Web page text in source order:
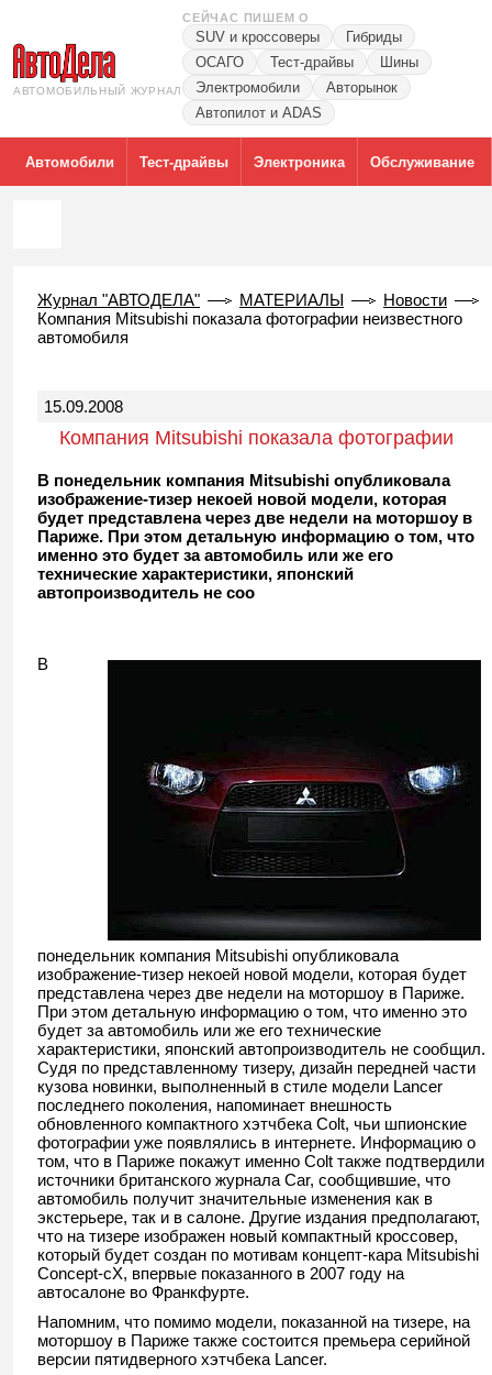
АВТОМОБИЛЬНЫЙ ЖУРНАЛ
СЕЙЧАС ПИШЕМ О
SUV и кроссоверы
Гибриды
ОСАГО
Тест-драйвы
Шины
Электромобили
Авторынок
Автопилот и ADAS
Автомобили Тест-драйвы Электроника Обслуживание
Журнал "АВТОДЕЛА" МАТЕРИАЛЫ
Новости
Компания Mitsubishi показала фотографии неизвестного
автомобиля
15.09.2008
Компания Mitsubishi показала фотографии
неизвестного автомобиля
В понедельник компания Mitsubishi опубликовала
изображение-тизер некоей новой модели, которая
будет представлена через две недели на моторшоу в
Париже. При этом детальную информацию о том, что
именно это будет за автомобиль или же его
технические характеристики, японский
автопроизводитель не соо
В
понедельник компания Mitsubishi опубликовала
изображение-тизер некоей новой модели, которая будет
представлена через две недели на моторшоу в Париже.
При этом детальную информацию о том, что именно это
будет за автомобиль или же его технические
характеристики, японский автопроизводитель не сообщил.
Судя по представленному тизеру, дизайн передней части
кузова новинки, выполненный в стиле модели Lancer
последнего поколения, напоминает внешность
обновленного компактного хэтчбека Colt, чьи шпионские
фотографии уже появлялись в интернете. Информацию о
том, что в Париже покажут именно Colt также подтвердили
источники британского журнала Car, сообщившие, что
автомобиль получит значительные изменения как в
экстерьере, так и в салоне. Другие издания предполагают,
что на тизере изображен новый компактный кроссовер,
который будет создан по мотивам концепт-кара Mitsubishi
Concept-cX, впервые показанного в 2007 году на
автосалоне во Франкфурте.
Напомним, что помимо модели, показанной на тизере, на
моторшоу в Париже также состоится премьера серийной
версии пятидверного хэтчбека Lancer.